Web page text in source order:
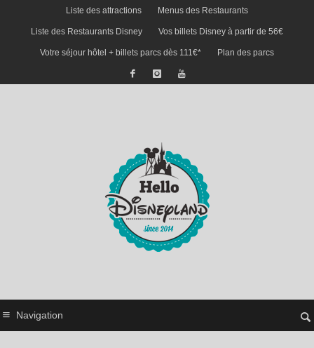
Liste des attractions Menus des Restaurants
Liste des Restaurants Disney Vos billets Disney à partir de 56€
Votre séjour hôtel + billets parcs dès 111€* Plan des parcs
Navigation